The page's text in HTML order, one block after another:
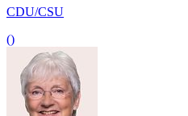
CDU/CSU
()